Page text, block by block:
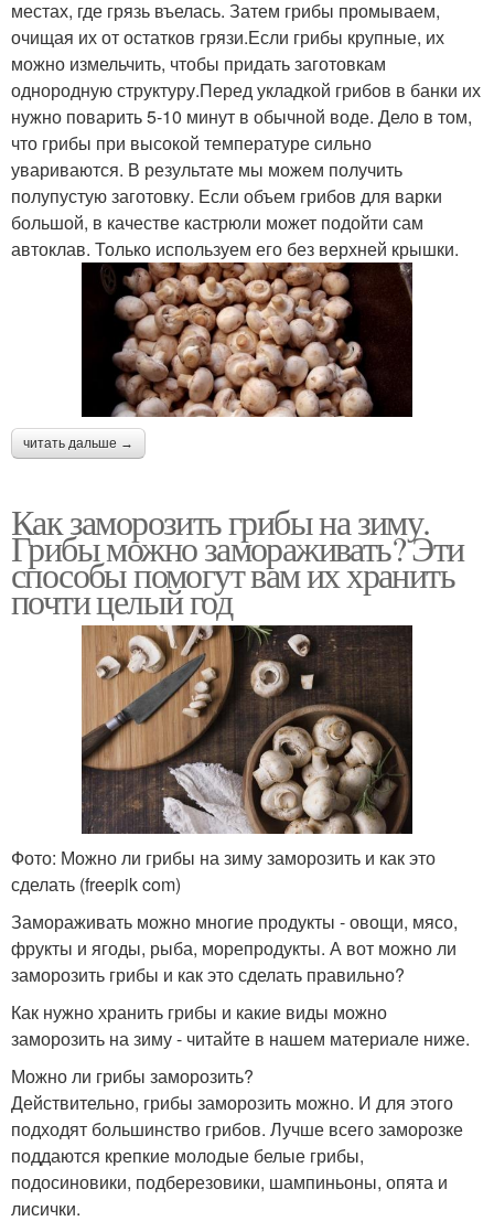
местах, где грязь въелась. Затем грибы промываем,
очищая их от остатков грязи.Если грибы крупные, их
можно измельчить, чтобы придать заготовкам
однородную структуру.Перед укладкой грибов в банки их
нужно поварить 5-10 минут в обычной воде. Дело в том,
что грибы при высокой температуре сильно
увариваются. В результате мы можем получить
полупустую заготовку. Если объем грибов для варки
большой, в качестве кастрюли может подойти сам
автоклав. Только используем его без верхней крышки.
читать дальше →
Как заморозить грибы на зиму.
Грибы можно замораживать? Эти
способы помогут вам их хранить
почти целый год
Фото: Можно ли грибы на зиму заморозить и как это
сделать (freepik com)
Замораживать можно многие продукты - овощи, мясо,
фрукты и ягоды, рыба, морепродукты. А вот можно ли
заморозить грибы и как это сделать правильно?
Как нужно хранить грибы и какие виды можно
заморозить на зиму - читайте в нашем материале ниже.
Можно ли грибы заморозить?
Действительно, грибы заморозить можно. И для этого
подходят большинство грибов. Лучше всего заморозке
поддаются крепкие молодые белые грибы,
подосиновики, подберезовики, шампиньоны, опята и
лисички.